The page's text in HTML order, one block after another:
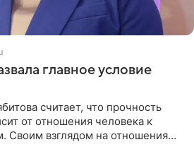
главное условие
считает, что прочность
от отношения человека к
Своим взглядом на отношения